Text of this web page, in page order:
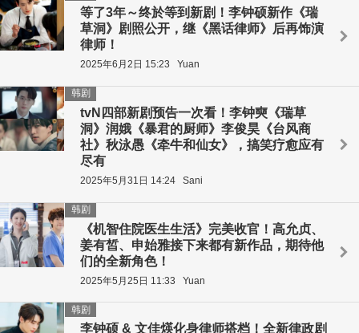
等了3年～终於等到新剧！李钟硕新作《瑞
草洞》剧照公开，继《黑话律师》后再饰演
律师！
2025年6月2日 15:23 Yuan
tvN四部新剧预告一次看！李钟奭《瑞草
洞》润娥《暴君的厨师》李俊昊《台风商
社》秋泳愚《牵牛和仙女》，搞笑疗愈应有
尽有
韩剧
2025年5月31日 14:24 Sani
《机智住院医生生活》完美收官！高允贞、
姜有皙、申始雅接下来都有新作品，期待他
们的全新角色！
韩剧
2025年5月25日 11:33 Yuan
李钟硕 & 文佳煐化身律师搭档！全新律政剧
韩剧